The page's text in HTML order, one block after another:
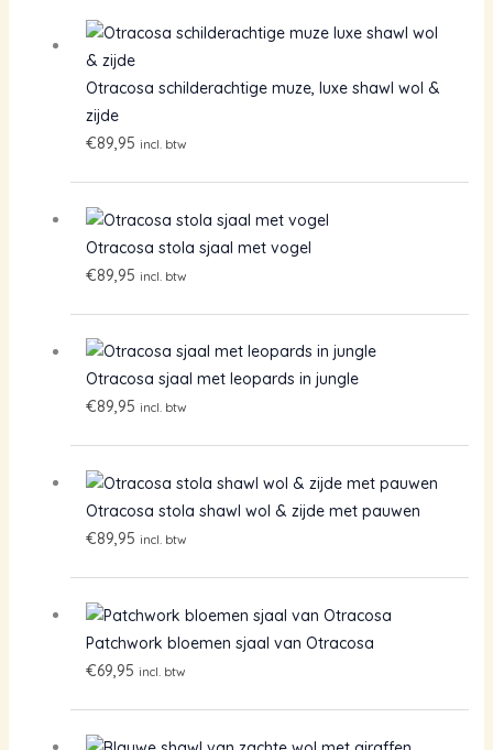
Otracosa schilderachtige muze, luxe shawl wol &
zijde
€89,95 incl. btw
Otracosa stola sjaal met vogel
€89,95 incl. btw
Otracosa sjaal met leopards in jungle
€89,95 incl. btw
Otracosa stola shawl wol & zijde met pauwen
€89,95 incl. btw
Patchwork bloemen sjaal van Otracosa
€69,95 incl. btw